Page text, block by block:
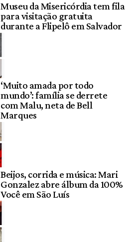
Museu da Misericórdia tem fila
para visitação gratuita
durante a Flipelô em Salvador
‘Muito amada por todo
mundo’: família se derrete
com Malu, neta de Bell
Marques
Beijos, corrida e música: Mari
Gonzalez abre álbum da 100%
Você em São Luís